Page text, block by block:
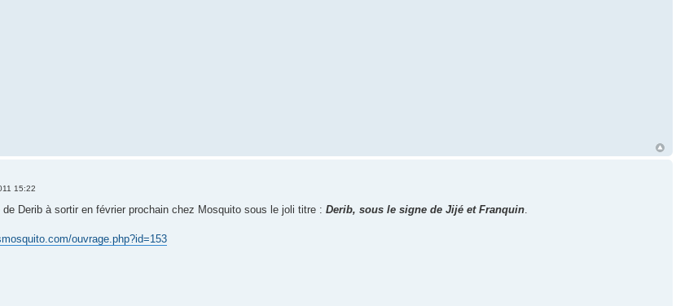
15:22
de Derib à sortir en février prochain chez Mosquito sous le joli titre :Derib, sous le signe de Jijé et Franquin
ouvrage.php?id=153